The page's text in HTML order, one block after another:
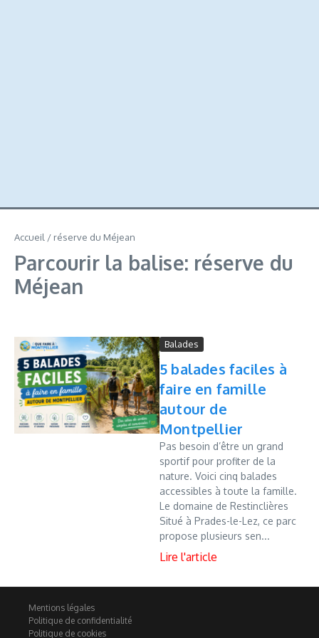
Accueil / réserve du Méjean
Parcourir la balise: réserve du
Méjean
Balades
5 balades faciles à
faire en famille
autour de
Montpellier
Pas besoin d’être un grand
sportif pour profiter de la
nature. Voici cinq balades
accessibles à toute la famille.
Le domaine de Restinclières
Situé à Prades-le-Lez, ce parc
propose plusieurs sen...
Mentions légales
Politique de confidentialité
Politique de cookies